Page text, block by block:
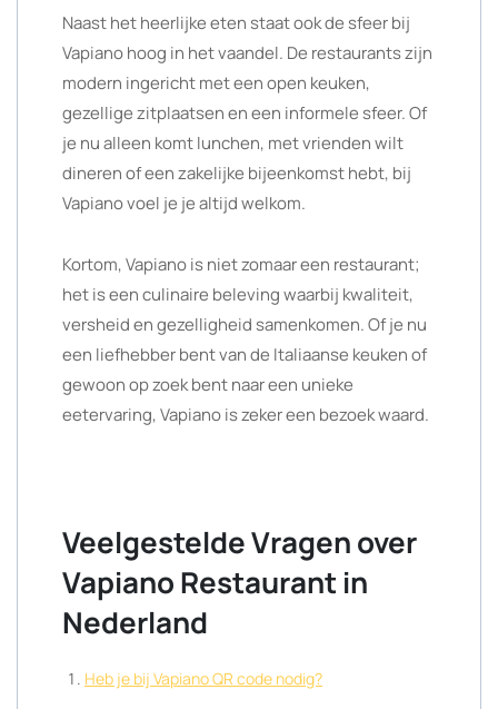
Naast het heerlijke eten staat ook de sfeer bij
Vapiano hoog in het vaandel. De restaurants zijn
modern ingericht met een open keuken,
gezellige zitplaatsen en een informele sfeer. Of
je nu alleen komt lunchen, met vrienden wilt
dineren of een zakelijke bijeenkomst hebt, bij
Vapiano voel je je altijd welkom.
Kortom, Vapiano is niet zomaar een restaurant;
het is een culinaire beleving waarbij kwaliteit,
versheid en gezelligheid samenkomen. Of je nu
een liefhebber bent van de Italiaanse keuken of
gewoon op zoek bent naar een unieke
eetervaring, Vapiano is zeker een bezoek waard.
Veelgestelde Vragen over
Vapiano Restaurant in
Nederland
Heb je bij Vapiano QR code nodig?